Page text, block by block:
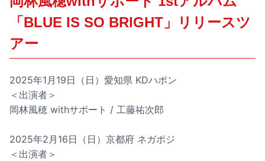
「BLUE IS SO BRIGHT」リリースツ
アー
2025年1月19日（日）愛知県 KDハポン
＜出演者＞
岡林風穂 withサポート / 工藤祐次郎
2025年2月16日（日）京都府 ネガポジ
＜出演者＞